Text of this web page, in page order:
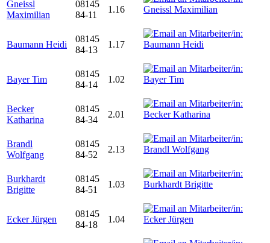
Gneissl
Maximilian
08145
84-11
1.16
Baumann Heidi
08145
84-13
1.17
Bayer Tim
08145
84-14
1.02
Becker
Katharina
08145
84-34
2.01
Brandl
Wolfgang
08145
84-52
2.13
Burkhardt
Brigitte
08145
84-51
1.03
Ecker Jürgen
08145
84-18
1.04